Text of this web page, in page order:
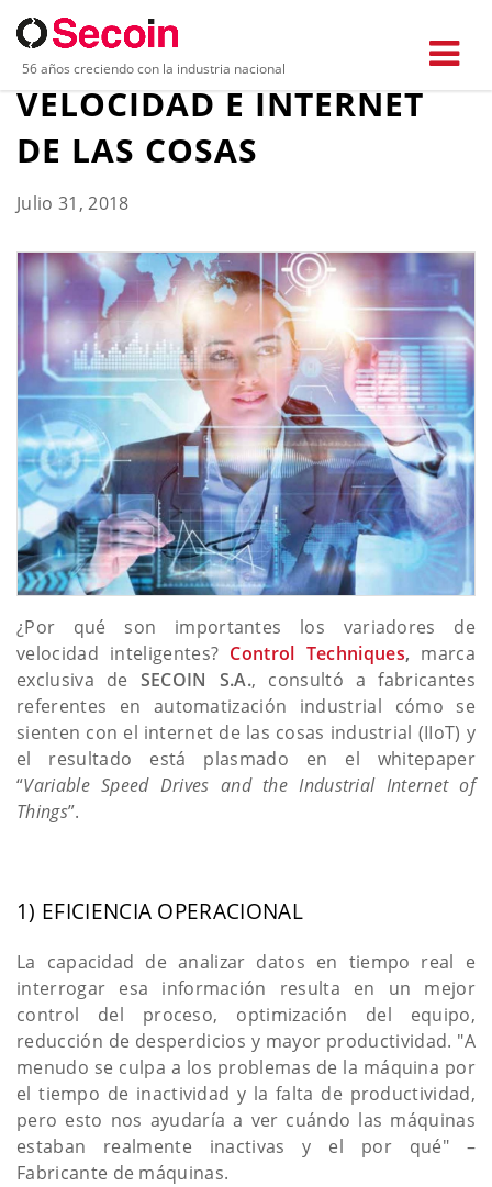
56 años creciendo con la industria nacional
VARIADORES DE
VELOCIDAD E INTERNET
DE LAS COSAS
Julio 31, 2018
¿Por qué son importantes los variadores de
velocidad inteligentes? Control Techniques, marca
exclusiva de SECOIN S.A., consultó a fabricantes
referentes en automatización industrial cómo se
sienten con el internet de las cosas industrial (IIoT) y
el resultado está plasmado en el whitepaper
“Variable Speed Drives and the Industrial Internet of
Things”.
1) EFICIENCIA OPERACIONAL
La capacidad de analizar datos en tiempo real e
interrogar esa información resulta en un mejor
control del proceso, optimización del equipo,
reducción de desperdicios y mayor productividad. "A
menudo se culpa a los problemas de la máquina por
el tiempo de inactividad y la falta de productividad,
pero esto nos ayudaría a ver cuándo las máquinas
estaban realmente inactivas y el por qué" –
Fabricante de máquinas.